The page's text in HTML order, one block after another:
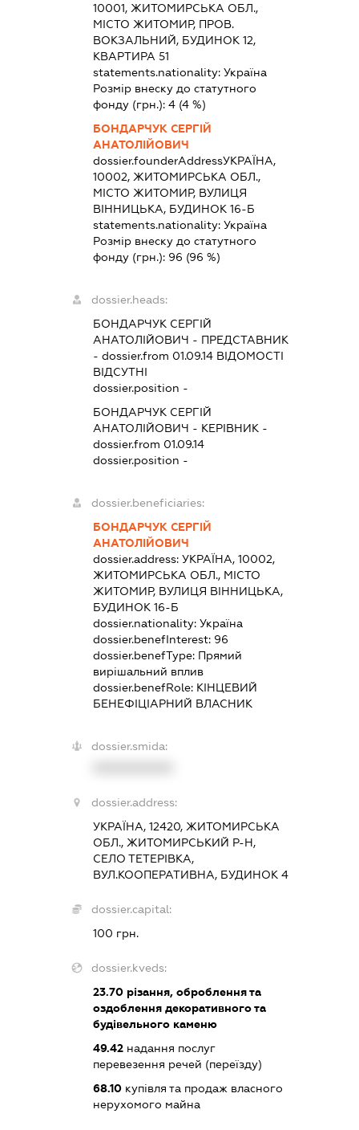
10001, ЖИТОМИРСЬКА ОБЛ.,
МІСТО ЖИТОМИР, ПРОВ.
ВОКЗАЛЬНИЙ, БУДИНОК 12,
КВАРТИРА 51
statements.nationality: Україна
Розмір внеску до статутного
фонду (грн.): 4(4 %)
БОНДАРЧУК СЕРГІЙ
АНАТОЛІЙОВИЧ
dossier.founderAddressУКРАЇНА,
10002, ЖИТОМИРСЬКА ОБЛ.,
МІСТО ЖИТОМИР, ВУЛИЦЯ
ВІННИЦЬКА, БУДИНОК 16-Б
statements.nationality: Україна
Розмір внеску до статутного
фонду (грн.): 96 (96 %)
dossier.heads:
БОНДАРЧУК СЕРГІЙ
АНАТОЛІЙОВИЧ - ПРЕДСТАВНИК
- dossier.from 01.09.14ВІДОМОСТІ
ВІДСУТНІ
dossier.position -
БОНДАРЧУК СЕРГІЙ
АНАТОЛІЙОВИЧ - КЕРІВНИК-
dossier.from 01.09.14
dossier.position -
dossier.beneficiaries:
БОНДАРЧУК СЕРГІЙ
АНАТОЛІЙОВИЧ
dossier.address: УКРАЇНА, 10002,
ЖИТОМИРСЬКА ОБЛ., МІСТО
ЖИТОМИР, ВУЛИЦЯ ВІННИЦЬКА,
БУДИНОК 16-Б
dossier.nationality: Україна
dossier.benefInterest: 96
dossier.benefType: Прямий
вирішальний вплив
dossier.benefRole: КІНЦЕВИЙ
БЕНЕФІЦІАРНИЙ ВЛАСНИК
dossier.smida:
dossier.address:
УКРАЇНА, 12420, ЖИТОМИРСЬКА
ОБЛ., ЖИТОМИРСЬКИЙ Р-Н,
СЕЛО ТЕТЕРІВКА,
ВУЛ.КООПЕРАТИВНА, БУДИНОК 4
dossier.capital:
100 грн.
dossier.kveds:
23.70різання, оброблення та
оздоблення декоративного та
будівельного каменю
49.42надання послуг
перевезення речей (переїзду)
68.10купівля та продаж власного
нерухомого майна